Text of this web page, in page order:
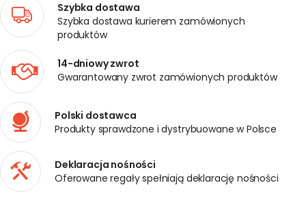
Szybka dostawa
Szybka dostawa kurierem zamówionych
produktów
14-dniowy zwrot
Gwarantowany zwrot zamówionych produktów
Polski dostawca
Produkty sprawdzone i dystrybuowane w Polsce
Deklaracja nośności
Oferowane regały spełniają deklarację nośności